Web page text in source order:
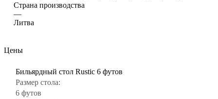
Страна производства
—
Литва
Цены
Бильярдный стол Rustic 6 футов
Размер стола:
6 футов